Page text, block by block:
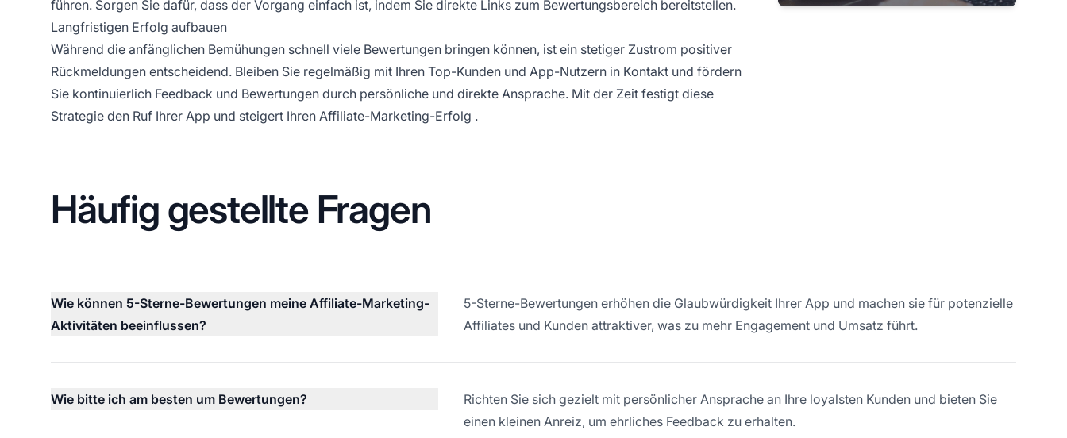
führen. Sorgen Sie dafür, dass der Vorgang einfach ist, indem Sie direkte Links zum Bewertungsbereich bereitstellen.
Langfristigen Erfolg aufbauen
Während die anfänglichen Bemühungen schnell viele Bewertungen bringen können, ist ein stetiger Zustrom positiver
Rückmeldungen entscheidend. Bleiben Sie regelmäßig mit Ihren Top-Kunden und App-Nutzern in Kontakt und fördern
Sie kontinuierlich Feedback und Bewertungen durch persönliche und direkte Ansprache. Mit der Zeit festigt diese
Strategie den Ruf Ihrer App und steigert Ihren Affiliate-Marketing-Erfolg .
Häufig gestellte Fragen
Wie können 5-Sterne-Bewertungen meine Affiliate-Marketing-
Aktivitäten beeinflussen?
5-Sterne-Bewertungen erhöhen die Glaubwürdigkeit Ihrer App und machen sie für potenzielle
Affiliates und Kunden attraktiver, was zu mehr Engagement und Umsatz führt.
Wie bitte ich am besten um Bewertungen?
Richten Sie sich gezielt mit persönlicher Ansprache an Ihre loyalsten Kunden und bieten Sie
einen kleinen Anreiz, um ehrliches Feedback zu erhalten.